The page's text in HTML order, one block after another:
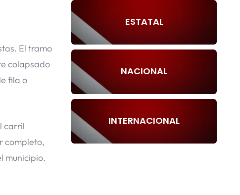
El tramo
colapsado
fila o
carril
completo,
municipio.
ESTATAL
NACIONAL
INTERNACIONAL